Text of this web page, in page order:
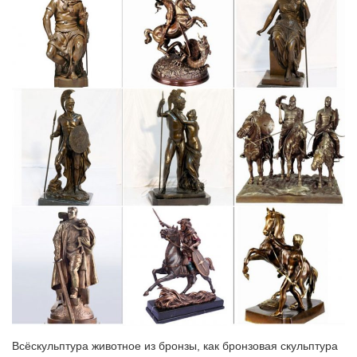
Приобрести товары из раздела Статуэтки – символ 2018 года
– Собака, по низкой | оптовой цене можно в нашем интернет –
магазине Фабрика Желаний. Широкий ассортимент.
Фигурки, статуэтки собак
Морская, речная тематика. Майолика ярославская.
Камнерезное искусство Урала, фигурки из камня.Символ 2018
года – собака. Архив новостей. –> Фигурки, статуэтки собак.
Смешные, шустрые, умные, популярные и не очень, но всегда
преданные собаки всегда…
Окимоно – высокое искусство резьбы, Япония – Чтоб мы так
жили!
Окимоно́ (яп. 置き物, 置物, букв. «вещь для того чтобы ставить
[на обозрение]»; «резная фигурка») — произведение
японского декоративно-прикладного искусства,
статуэткаИнформация об этом журнале. Цена размещения
200 жетонов. Социальный капитал 33.
Магазин сувенирных статуэток с гравировкой на заказ
Цены на СтатуэткиСтатуэтка Ника считается символом
Всёскульптура животное из бронзы, как бронзовая скульптура